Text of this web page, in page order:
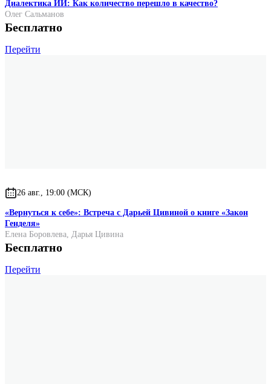
Диалектика ИИ: Как количество перешло в качество?
Олег Сальманов
Бесплатно
Перейти
26 авг., 19:00 (МСК)
«Вернуться к себе»: Встреча с Дарьей Цивиной о книге «Закон
Генделя»
Елена Боровлева Дарья Цивина
Бесплатно
Перейти